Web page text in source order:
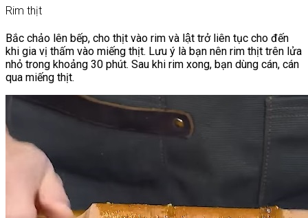
Rim thịt
Bắc chảo lên bếp, cho thịt vào rim và lật trở liên tục cho đến
khi gia vị thấm vào miếng thịt. Lưu ý là bạn nên rim thịt trên lửa
nhỏ trong khoảng 30 phút. Sau khi rim xong, bạn dùng cán, cán
qua miếng thịt.